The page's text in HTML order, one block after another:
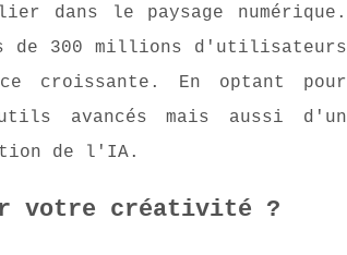
dans le paysage numérique.
de 300 millions d'utilisateurs
croissante. En optant pour
avancés mais aussi d'un
de l'IA.
votre créativité ?